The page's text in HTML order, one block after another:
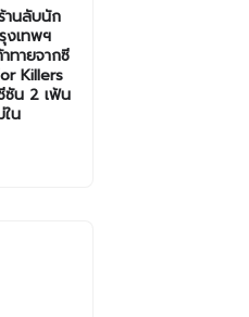
านลับนัก
งเทพฯ
ทายจากซี
Killers
ซัน 2 เฟ้น
ใน